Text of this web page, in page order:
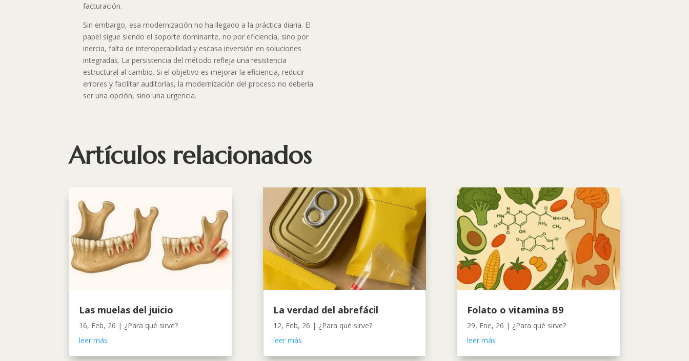
facturación.
Sin embargo, esa modernización no ha llegado a la práctica diaria. El
papel sigue siendo el soporte dominante, no por eficiencia, sino por
inercia, falta de interoperabilidad y escasa inversión en soluciones
integradas. La persistencia del método refleja una resistencia
estructural al cambio. Si el objetivo es mejorar la eficiencia, reducir
errores y facilitar auditorías, la modernización del proceso no debería
ser una opción, sino una urgencia.
Artículos relacionados
Las muelas del juicio
16, Feb, 26 | ¿Para qué sirve?
leer más
La verdad del abrefácil
12, Feb, 26 | ¿Para qué sirve?
leer más
Folato o vitamina B9
29, Ene, 26 | ¿Para qué sirve?
leer más